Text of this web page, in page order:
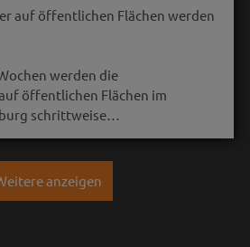
auf öffentlichen Flächen werden
werden die
öffentlichen Flächen im
schrittweise…
anzeigen